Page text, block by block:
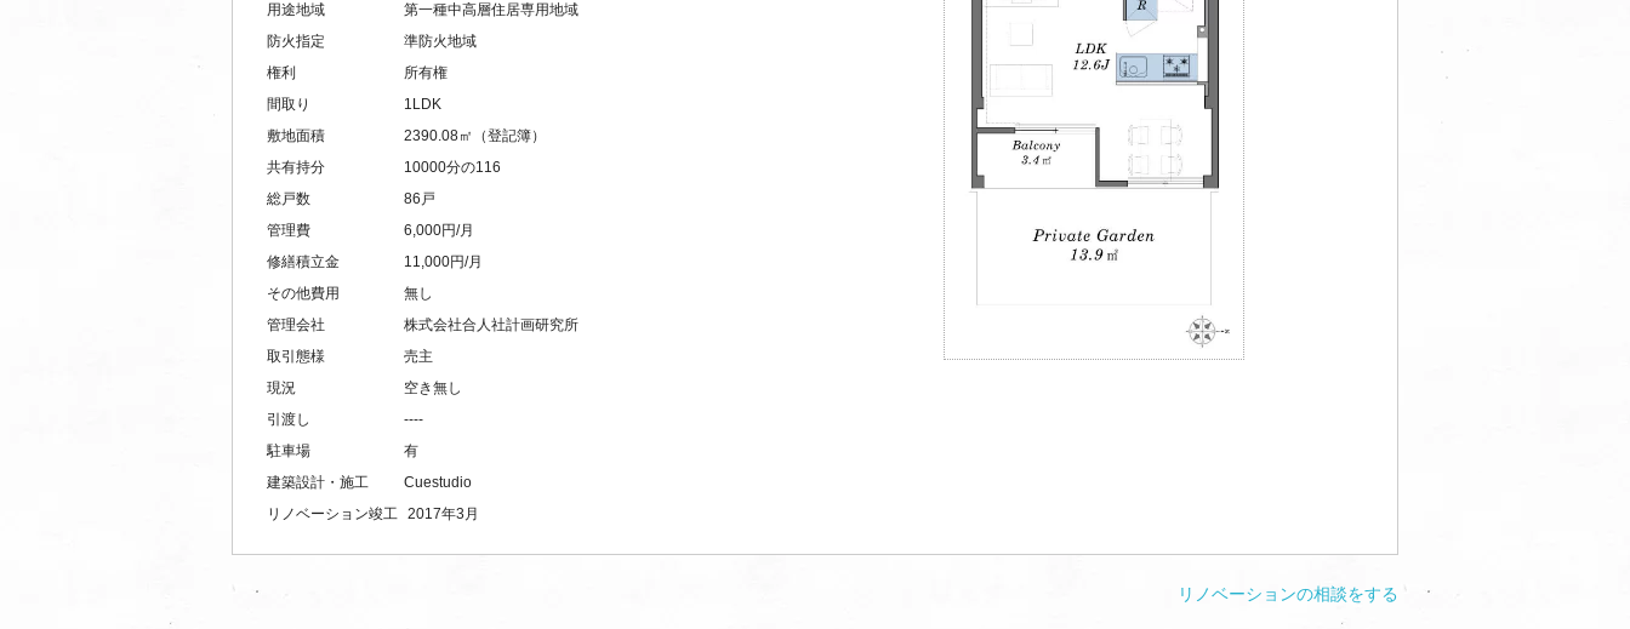
用途地域
第一種中高層住居専用地域
防火指定
準防火地域
権利
所有権
間取り
1LDK
敷地面積
2390.08㎡（登記簿）
共有持分
10000分の116
総戸数
86戸
管理費
6,000円/月
修繕積立金
11,000円/月
その他費用
無し
管理会社
株式会社合人社計画研究所
取引態様
売主
現況
空き無し
引渡し
----
駐車場
有
建築設計・施工
Cuestudio
リノベーション竣工
2017年3月
リノベーションの相談をする